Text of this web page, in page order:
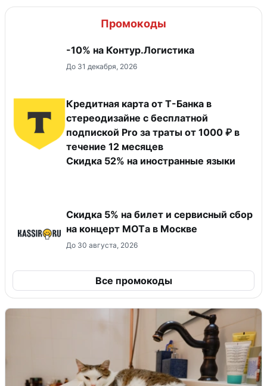
Промокоды
-10% на Контур.Логистика
До 31 декабря, 2026
Кредитная карта от Т-Банка в
стереодизайне с бесплатной
подпиской Pro за траты от 1000 ₽ в
течение 12 месяцев
Скидка 52% на иностранные языки
Скидка 5% на билет и сервисный сбор
на концерт MOTа в Москве
До 30 августа, 2026
Все промокоды